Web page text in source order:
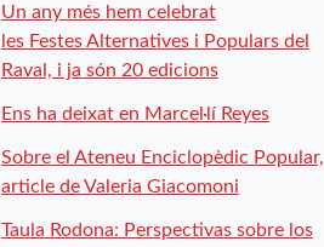
Un any més hem celebrat
les Festes Alternatives i Populars del
Raval, i ja són 20 edicions
Ens ha deixat en Marcel·lí Reyes
Sobre el Ateneu Enciclopèdic Popular,
article de Valeria Giacomoni
Taula Rodona: Perspectivas sobre los